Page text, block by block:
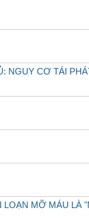
NGUY CƠ TÁI
MỠ MÁU LÀ